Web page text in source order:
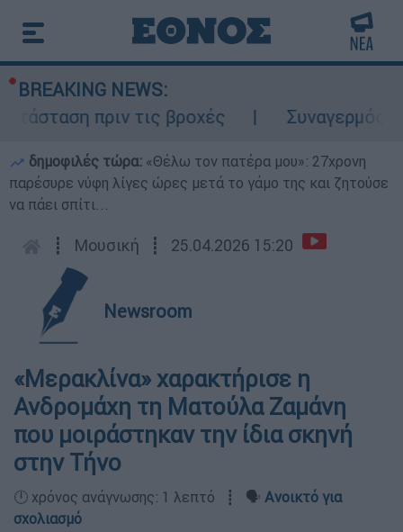
BREAKING NEWS:
πριν τις βροχές
Συναγερμός
δημοφιλές τώρα: «Θέλω τον πατέρα μου»: 27χρονη
παρέσυρε νύφη λίγες ώρες μετά το γάμο της και ζητούσε
να πάει σπίτι...
┋ Μουσική ┋ 25.04.2026 15:20
Newsroom
«Μερακλίνα» χαρακτήρισε η
Ανδρομάχη τη Ματούλα Ζαμάνη
που μοιράστηκαν την ίδια σκηνή
στην Τήνο
🕛 χρόνος ανάγνωσης: 1 λεπτό ┋ 🗣️ Ανοικτό για
σχολιασμό